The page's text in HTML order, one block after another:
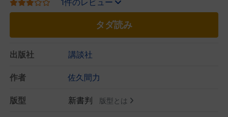
タダ読み
出版社 講談社
作者 佐久間力
版型 新書判 版型とは